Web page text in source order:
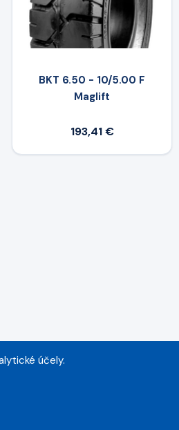
BKT 6.50 - 10/5.00 F
Maglift
193,41 €
účely.